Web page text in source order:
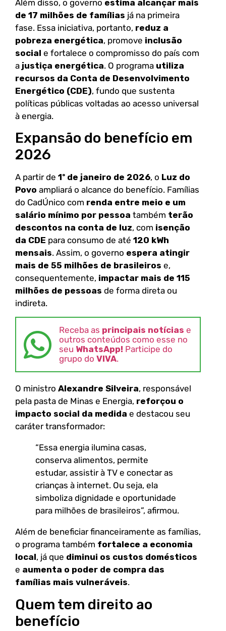
Além disso, o governo estima alcançar mais
de 17 milhões de famílias já na primeira
fase. Essa iniciativa, portanto, reduz a
pobreza energética, promove inclusão
social e fortalece o compromisso do país com
a justiça energética. O programa utiliza
recursos da Conta de Desenvolvimento
Energético (CDE), fundo que sustenta
políticas públicas voltadas ao acesso universal
à energia.
Expansão do benefício em
2026
A partir de 1º de janeiro de 2026, o Luz do
Povo ampliará o alcance do benefício. Famílias
do CadÚnico com renda entre meio e um
salário mínimo por pessoa também terão
descontos na conta de luz, com isenção
da CDE para consumo de até 120 kWh
mensais. Assim, o governo espera atingir
mais de 55 milhões de brasileiros e,
consequentemente, impactar mais de 115
milhões de pessoas de forma direta ou
indireta.
Receba as principais notícias e
outros conteúdos como esse no
seu WhatsApp! Participe do
grupo do VIVA.
O ministro Alexandre Silveira, responsável
pela pasta de Minas e Energia, reforçou o
impacto social da medida e destacou seu
caráter transformador:
“Essa energia ilumina casas,
conserva alimentos, permite
estudar, assistir à TV e conectar as
crianças à internet. Ou seja, ela
simboliza dignidade e oportunidade
para milhões de brasileiros”, afirmou.
Além de beneficiar financeiramente as famílias,
o programa também fortalece a economia
local, já que diminui os custos domésticos
e aumenta o poder de compra das
famílias mais vulneráveis.
Quem tem direito ao
benefício